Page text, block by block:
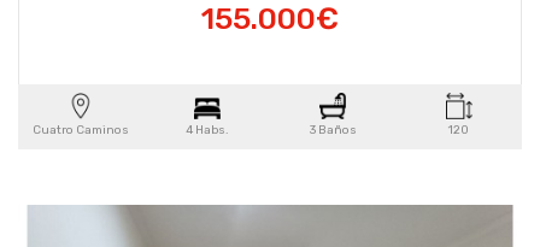
155.000€
Cuatro Caminos 4 Habs. 3 Baños 120